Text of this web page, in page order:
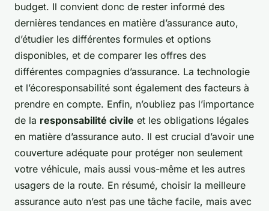
budget. Il convient donc de rester informé des
dernières tendances en matière d’assurance auto,
d’étudier les différentes formules et options
disponibles, et de comparer les offres des
différentes compagnies d’assurance. La technologie
et l’écoresponsabilité sont également des facteurs à
prendre en compte. Enfin, n’oubliez pas l’importance
de la responsabilité civile et les obligations légales
en matière d’assurance auto. Il est crucial d’avoir une
couverture adéquate pour protéger non seulement
votre véhicule, mais aussi vous-même et les autres
usagers de la route. En résumé, choisir la meilleure
assurance auto n’est pas une tâche facile, mais avec